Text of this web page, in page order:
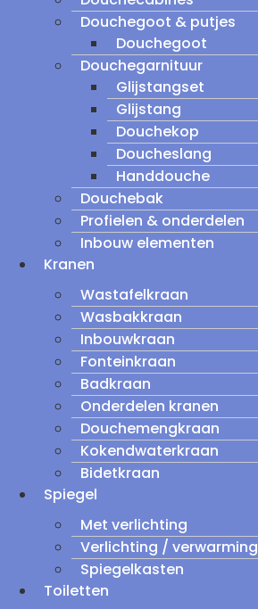
Douchegoot & putjes
Douchegoot
Douchegarnituur
Glijstangset
Glijstang
Douchekop
Doucheslang
Handdouche
Douchebak
Profielen & onderdelen
Inbouw elementen
Kranen
Wastafelkraan
Wasbakkraan
Inbouwkraan
Fonteinkraan
Badkraan
Onderdelen kranen
Douchemengkraan
Kokendwaterkraan
Bidetkraan
Spiegel
Met verlichting
Verlichting / verwarming
Spiegelkasten
Toiletten